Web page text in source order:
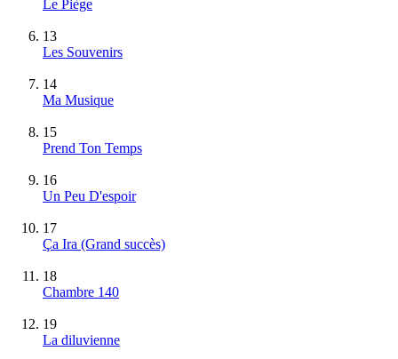
Le Piège
13
Les Souvenirs
14
Ma Musique
15
Prend Ton Temps
16
Un Peu D'espoir
17
Ça Ira (Grand succès)
18
Chambre 140
19
La diluvienne